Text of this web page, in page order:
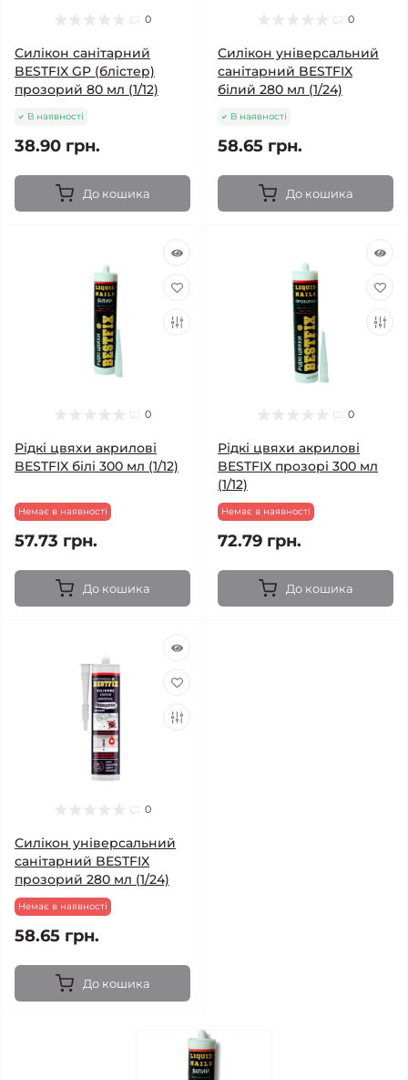
0
Силікон санітарний
BESTFIX GP (блістер)
прозорий 80 мл (1/12)
В наявності
38.90 грн.
До кошика
0
Силікон універсальний
санітарний BESTFIX
білий 280 мл (1/24)
В наявності
58.65 грн.
До кошика
0
Рідкі цвяхи акрилові
BESTFIX білі 300 мл (1/12)
Немає в наявності
57.73 грн.
До кошика
0
Рідкі цвяхи акрилові
BESTFIX прозорі 300 мл
(1/12)
Немає в наявності
72.79 грн.
До кошика
0
Силікон універсальний
санітарний BESTFIX
прозорий 280 мл (1/24)
Немає в наявності
58.65 грн.
До кошика